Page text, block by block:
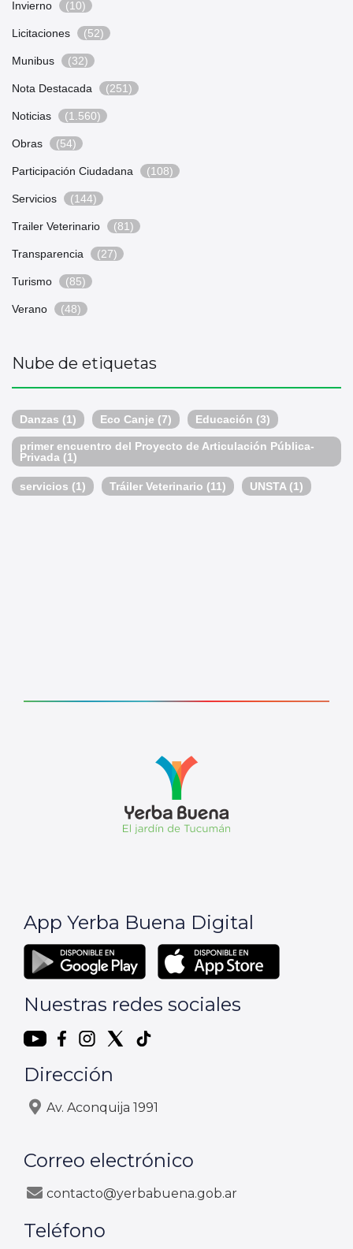
Invierno (10)
Licitaciones (52)
Munibus (32)
Nota Destacada (251)
Noticias (1.560)
Obras (54)
Participación Ciudadana (108)
Servicios (144)
Trailer Veterinario (81)
Transparencia (27)
Turismo (85)
Verano (48)
Nube de etiquetas
Danzas (1) Eco Canje (7) Educación (3)
primer encuentro del Proyecto de Articulación Pública-
Privada (1)
servicios (1) Tráiler Veterinario (11) UNSTA(1)
App Yerba Buena Digital
Nuestras redes sociales
Dirección
Av. Aconquija 1991
Correo electrónico
contacto@yerbabuena.gob.ar
Teléfono